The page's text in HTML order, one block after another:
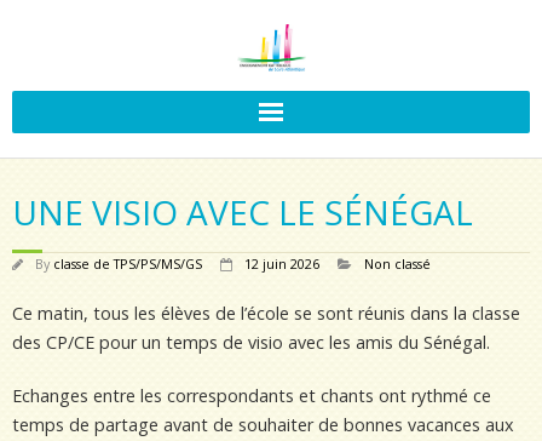
UNE VISIO AVEC LE SÉNÉGAL
By classe de TPS/PS/MS/GS 12 juin 2026 Non classé
Ce matin, tous les élèves de l’école se sont réunis dans la classe
des CP/CE pour un temps de visio avec les amis du Sénégal.
Echanges entre les correspondants et chants ont rythmé ce
temps de partage avant de souhaiter de bonnes vacances aux